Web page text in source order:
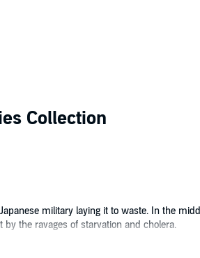
Collection
military laying it to waste. In the
the ravages of starvation and cholera.
hope - Marine Gunnery Sergeant James